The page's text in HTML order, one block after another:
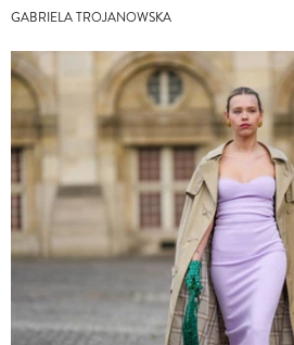
GABRIELA TROJANOWSKA